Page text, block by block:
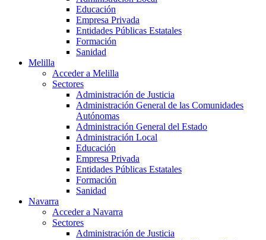
Educación
Empresa Privada
Entidades Públicas Estatales
Formación
Sanidad
Melilla
Acceder a Melilla
Sectores
Administración de Justicia
Administración General de las Comunidades
Autónomas
Administración General del Estado
Administración Local
Educación
Empresa Privada
Entidades Públicas Estatales
Formación
Sanidad
Navarra
Acceder a Navarra
Sectores
Administración de Justicia